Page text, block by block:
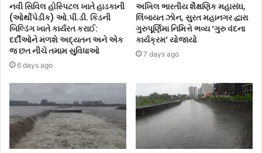
નવી સિવિલ હોસ્પિટલ ખાતે હાડકાની
(ઓર્થોપેડીક) ઓ.પી.ડી. કિડની
બિલ્ડિંગ ખાતે કાર્યરત કરાઈ:
દર્દીઓને મળશે અદ્યતન અને એક
જ છત નીચે તમામ સુવિધાઓ
6 days ago
અખિલ ભારતીય શૈક્ષણિક મહાસંઘ,
લિંબાયત ઝોન, સુરત મહાનગર દ્વારા
ગુરુપૂર્ણિમા નિમિત્તે ભવ્ય ‘ગુરુ વંદના
કાર્યક્રમ’ યોજાયો
7 days ago